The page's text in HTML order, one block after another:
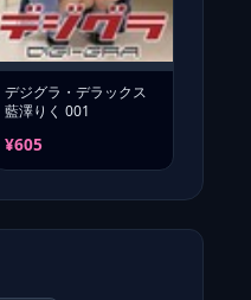
デジグラ・デラックス
藍澤りく 001
¥605